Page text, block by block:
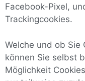
Facebook-Pixel,
Trackingcookies.
Welche und ob Sie
können Sie selbst
Möglichkeit